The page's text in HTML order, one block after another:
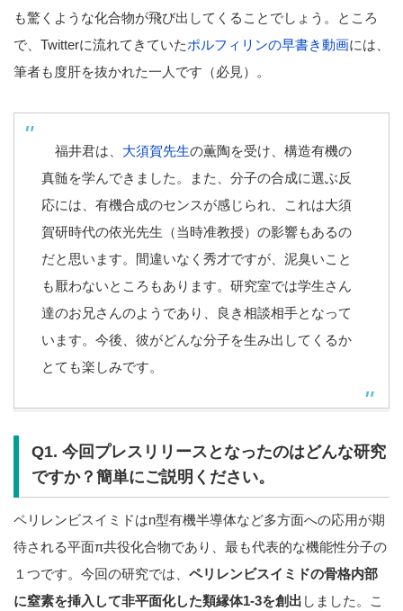
も驚くような化合物が飛び出してくることでしょう。ところ
で、Twitterに流れてきていたポルフィリンの早書き動画には、
筆者も度肝を抜かれた一人です（必見）。
福井君は、 大須賀先生の薫陶を受け、構造有機の
真髄を学んできました。また、分子の合成に選ぶ反
応には、有機合成のセンスが感じられ、これは大須
賀研時代の依光先生（当時准教授）の影響もあるの
だと思います。間違いなく秀才ですが、泥臭いこと
も厭わないところもあります。研究室では学生さん
達のお兄さんのようであり、良き相談相手となって
います。今後、彼がどんな分子を生み出してくるか
とても楽しみです。
Q1. 今回プレスリリースとなったのはどんな研究
ですか？簡単にご説明ください。
ペリレンビスイミドはn型有機半導体など多方面への応用が期
待される平面π共役化合物であり、最も代表的な機能性分子の
１つです。今回の研究では、 ペリレンビスイミドの骨格内部
に窒素を挿入して非平面化した類縁体1-3を創出 しました。こ